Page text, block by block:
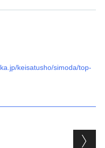
keisatusho/simoda/top-
ョン